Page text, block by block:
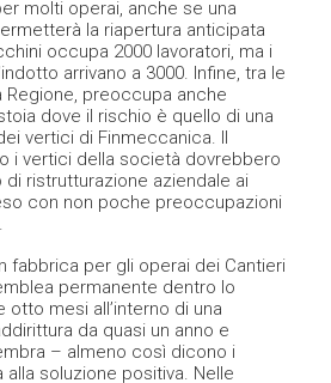
molti operai, anche se una
la riapertura anticipata
occupa 2000 lavoratori, ma i
arrivano a 3000. Infine, tra le
Regione, preoccupa anche
dove il rischio è quello di una
vertici di Finmeccanica. Il
i vertici della società dovrebbero
di ristrutturazione aziendale ai
con non poche preoccupazioni
fabbrica per gli operai dei Cantieri
permanente dentro lo
mesi all’interno di una
da quasi un anno e
– almeno così dicono i
soluzione positiva. Nelle